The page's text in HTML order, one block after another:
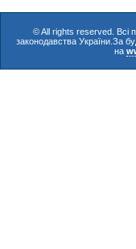
© All rights reserved. Всі
законодавства України.За
на